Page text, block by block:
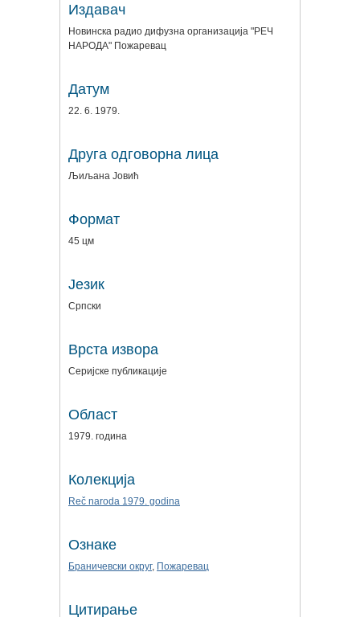
Издавач
Новинска радио дифузна организација "РЕЧ
НАРОДА" Пожаревац
Датум
22. 6. 1979.
Друга одговорна лица
Љиљана Јовић
Формат
45 цм
Језик
Српски
Врста извора
Серијске публикације
Област
1979. година
Колекција
Reč naroda 1979. godina
Ознаке
Браничевски округ, Пожаревац
Цитирање